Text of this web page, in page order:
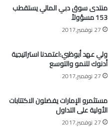
منتدى سوق دبي المالي يستقطب
153 مسؤولاً
27 نوفمبر,2017
ولي عهد أبوظبي:اعتمدنا استراتيجية
أدنوك للنمو والتوسع
27 نوفمبر,2017
مستثمرو الإمارات يفضلون الاكتتابات
الأولية على التداول
27 نوفمبر,2017